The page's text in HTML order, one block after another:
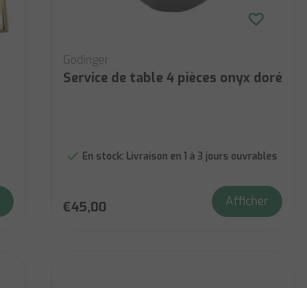
Godinger
Service de table 4 pièces onyx doré
En stock: Livraison en 1 à 3 jours ouvrables
€45,00 Afficher